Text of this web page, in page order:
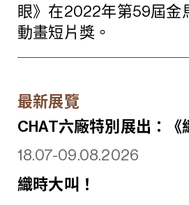
眼》在2022年第59屆金
動畫短片獎。
最新展覽
CHAT六廠特別展出：《
18.07-09.08.2026
織時大叫！